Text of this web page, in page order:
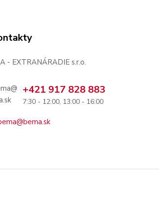
- EXTRANÁRADIE s.r.o.
+421 917 828 883
7:30 - 12:00, 13:00 - 16:00